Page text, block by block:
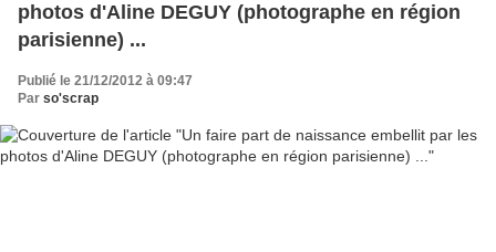
photos d'Aline DEGUY (photographe en région
parisienne) ...
Publié le 21/12/2012 à 09:47
Par so'scrap